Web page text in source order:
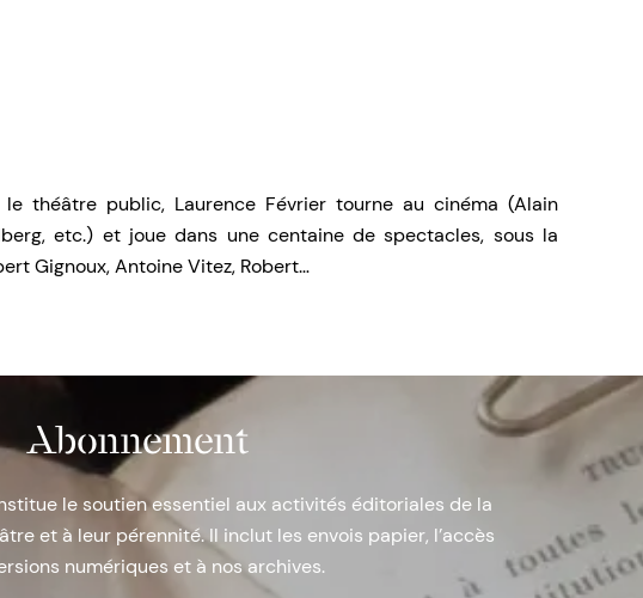
théâtre public, Laurence Février tourne au cinéma (Alain
etc.) et joue dans une centaine de spectacles, sous la
Gignoux, Antoine Vitez, Robert…
Abonnement
le soutien essentiel aux activités éditoriales de la
et à leur pérennité. Il inclut les envois papier, l’accès
numériques et à nos archives.